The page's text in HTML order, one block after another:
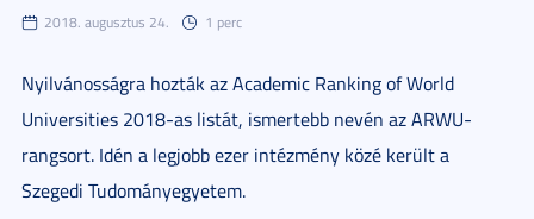
2018. augusztus 24. 1 perc
Nyilvánosságra hozták az Academic Ranking of World
Universities 2018-as listát, ismertebb nevén az ARWU-
rangsort. Idén a legjobb ezer intézmény közé került a
Szegedi Tudományegyetem.